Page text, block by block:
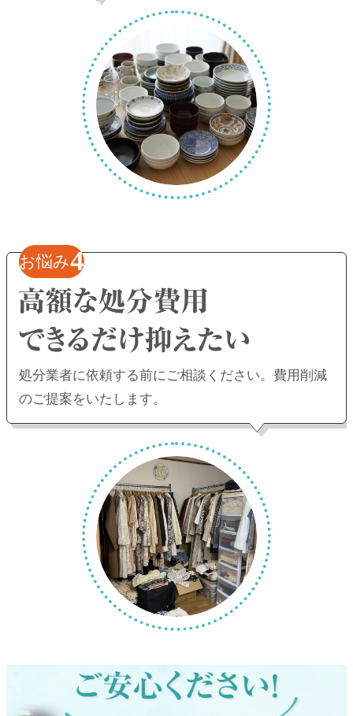
お悩み4
処分業者に依頼する前にご相談ください。 費用削減
のご提案をいたします。